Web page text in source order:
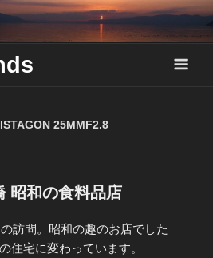
25MMF2.8
昭和の食料品店
訪問。昭和の趣のお店でした
住宅に変わっています。